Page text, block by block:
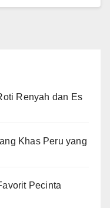
Renyah dan Es
Khas Peru yang
Pecinta